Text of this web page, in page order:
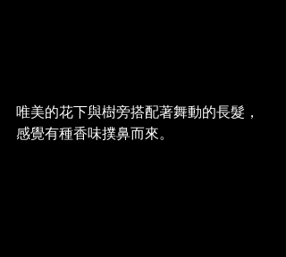
唯美的花下與樹旁搭配著舞動的長髮，
感覺有種香味撲鼻而來。